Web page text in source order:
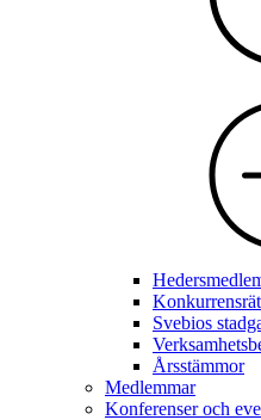
Svebios
Årsstämmor
Medlemmar
Konferenser och